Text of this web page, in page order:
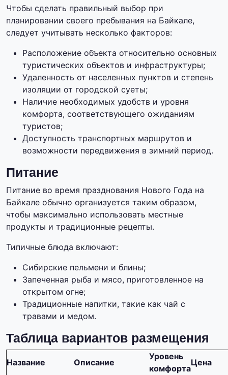
Чтобы сделать правильный выбор при
планировании своего пребывания на Байкале,
следует учитывать несколько факторов:
Расположение объекта относительно основных
туристических объектов и инфраструктуры;
Удаленность от населенных пунктов и степень
изоляции от городской суеты;
Наличие необходимых удобств и уровня
комфорта, соответствующего ожиданиям
туристов;
Доступность транспортных маршрутов и
возможности передвижения в зимний период.
Питание
Питание во время празднования Нового Года на
Байкале обычно организуется таким образом,
чтобы максимально использовать местные
продукты и традиционные рецепты.
Типичные блюда включают:
Сибирские пельмени и блины;
Запеченная рыба и мясо, приготовленное на
открытом огне;
Традиционные напитки, такие как чай с
травами и медом.
Таблица вариантов размещения
Название Описание
Уровень
комфорта
Цена